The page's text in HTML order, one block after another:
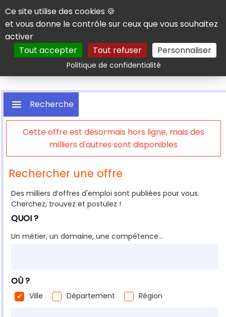
Panneau de gestion des cookies
Ce site utilise des cookies 🍪
et vous donne le contrôle sur ceux que vous souhaitez
activer
Tout accepter
Tout refuser Personnaliser
Politique de confidentialitéRechercher
Cette offre est désormais hors ligne, mais des
milliers d'autres sont disponibles
Recherche
Rechercher une offre
Des milliers d’offres d'emploi sont publiées pour vous.
Cherchez, trouvez et postulez !
QUOI ?
Un métier, un domaine, une compétence...
OÙ ?
Ville Département
Région